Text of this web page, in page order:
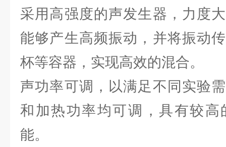
采用高强度的声发生器，力度
能够产生高频振动，并将振动
杯等容器，实现高效的混合。
声功率可调，以满足不同实验
和加热功率均可调，具有较高
能。